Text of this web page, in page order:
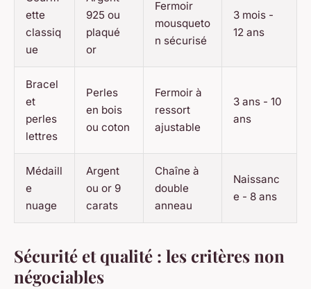
ette
classiq
ue
925 ou
plaqué
or
Fermoir
mousqueto
n sécurisé
3 mois -
12 ans
Bracel
et
perles
lettres
Perles
en bois
ou coton
Fermoir à
ressort
ajustable
3 ans - 10
ans
Médaill
e
nuage
Argent
ou or 9
carats
Chaîne à
double
anneau
Naissanc
e - 8 ans
Sécurité et qualité : les critères non
négociables